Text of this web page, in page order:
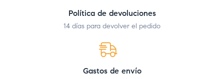
Política de devoluciones
14 días para devolver el pedido
Gastos de envío